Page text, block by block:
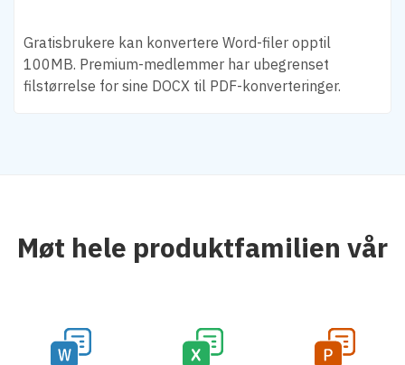
Gratisbrukere kan konvertere Word-filer opptil
100MB. Premium-medlemmer har ubegrenset
filstørrelse for sine DOCX til PDF-konverteringer.
Møt hele produktfamilien vår